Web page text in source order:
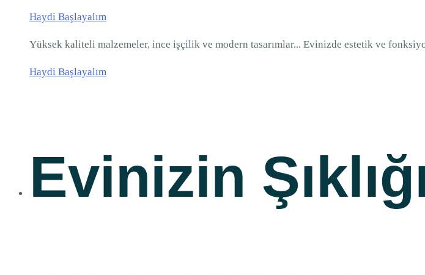
Haydi Başlayalım
Yüksek kaliteli malzemeler, ince işçilik ve modern tasarımlar... Evinizde estetik ve
Haydi Başlayalım
Evinizin